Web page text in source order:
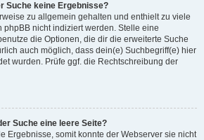
Suche keine Ergebnisse?
zu allgemein gehalten und enthielt zu viele
phpBB nicht indiziert werden. Stelle eine
die Optionen, die dir die erweiterte Suche
auch möglich, dass dein(e) Suchbegriff(e) hier
wurden. Prüfe ggf. die Rechtschreibung der
Suche eine leere Seite?
Ergebnisse, somit konnte der Webserver sie nicht